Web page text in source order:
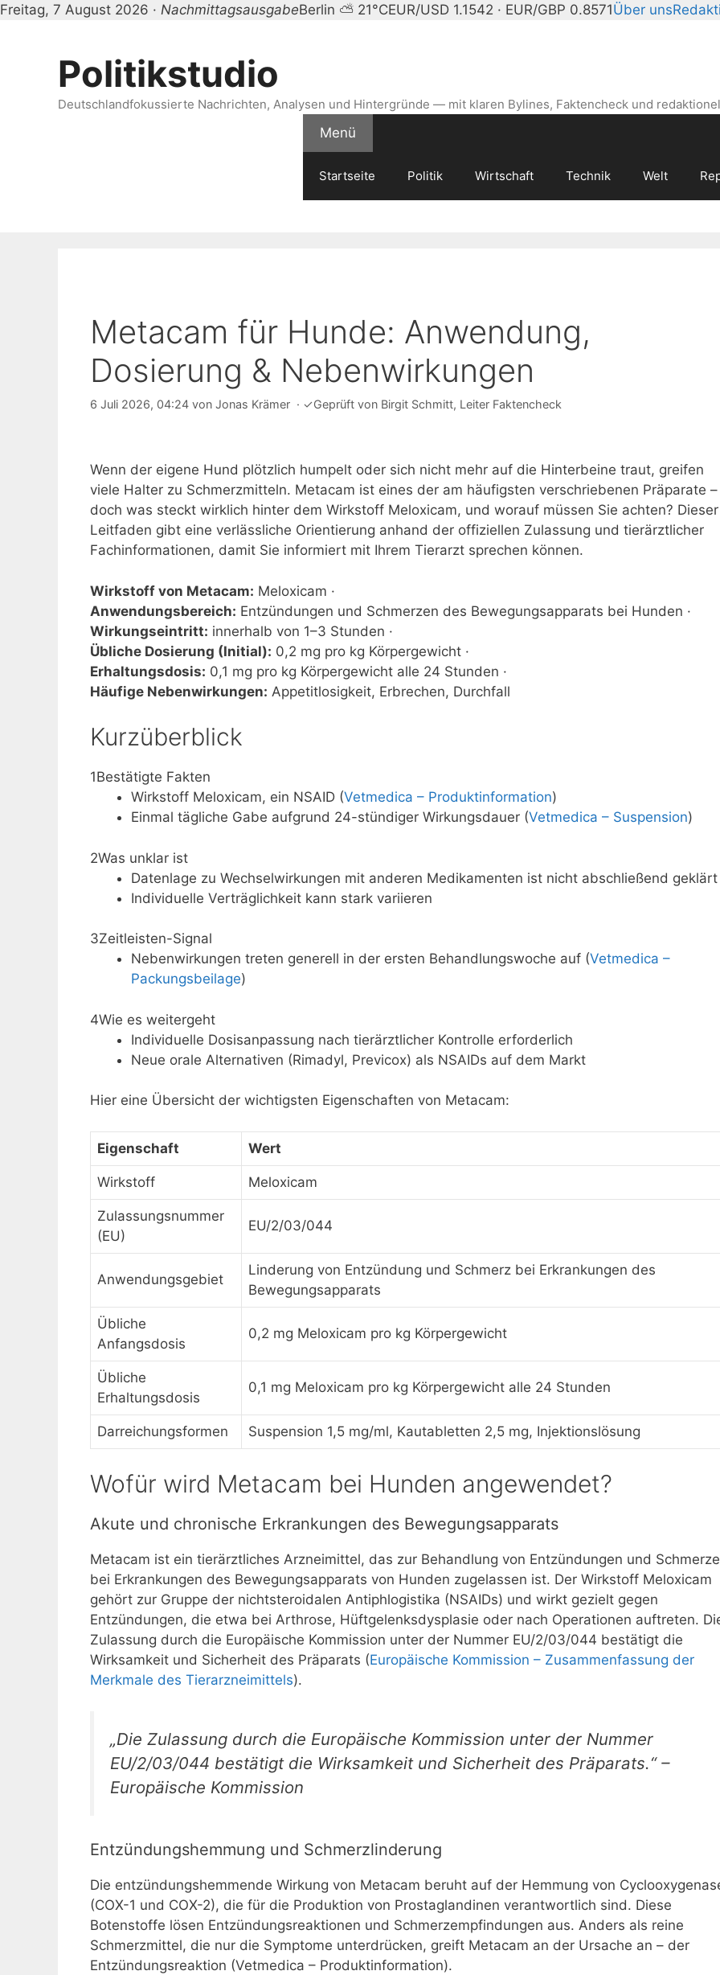
Freitag, 7 August 2026 · NachmittagsausgabeBerlin ⛅ 21°CEUR/USD 1.1542 · EUR/GBP 0.8571Über uns
Politikstudio
Deutschlandfokussierte Nachrichten, Analysen und Hintergründe — mit klaren Bylines, Faktencheck und
Menü
Startseite Politik Wirtschaft Technik Welt
Metacam für Hunde: Anwendung,
Dosierung & Nebenwirkungen
6 Juli 2026, 04:24 von Jonas Krämer · ✓Geprüft von Birgit Schmitt, Leiter Faktencheck
Wenn der eigene Hund plötzlich humpelt oder sich nicht mehr auf die Hinterbeine traut, greifen
viele Halter zu Schmerzmitteln. Metacam ist eines der am häufigsten verschriebenen Präparate –
doch was steckt wirklich hinter dem Wirkstoff Meloxicam, und worauf müssen Sie achten? Dieser
Leitfaden gibt eine verlässliche Orientierung anhand der offiziellen Zulassung und tierärztlicher
Fachinformationen, damit Sie informiert mit Ihrem Tierarzt sprechen können.
Wirkstoff von Metacam: Meloxicam ·
Anwendungsbereich: Entzündungen und Schmerzen des Bewegungsapparats bei Hunden ·
Wirkungseintritt: innerhalb von 1–3 Stunden ·
Übliche Dosierung (Initial): 0,2 mg pro kg Körpergewicht ·
Erhaltungsdosis: 0,1 mg pro kg Körpergewicht alle 24 Stunden ·
Häufige Nebenwirkungen: Appetitlosigkeit, Erbrechen, Durchfall
Kurzüberblick
1Bestätigte Fakten
Wirkstoff Meloxicam, ein NSAID (Vetmedica – Produktinformation)
Einmal tägliche Gabe aufgrund 24-stündiger Wirkungsdauer (Vetmedica – Suspension)
2Was unklar ist
Datenlage zu Wechselwirkungen mit anderen Medikamenten ist nicht abschließend geklärt
Individuelle Verträglichkeit kann stark variieren
3Zeitleisten-Signal
Nebenwirkungen treten generell in der ersten Behandlungswoche auf (Vetmedica –
Packungsbeilage)
4Wie es weitergeht
Individuelle Dosisanpassung nach tierärztlicher Kontrolle erforderlich
Neue orale Alternativen (Rimadyl, Previcox) als NSAIDs auf dem Markt
Hier eine Übersicht der wichtigsten Eigenschaften von Metacam:
Eigenschaft Wert
Wirkstoff Meloxicam
Zulassungsnummer
(EU)
EU/2/03/044
Anwendungsgebiet
Linderung von Entzündung und Schmerz bei Erkrankungen des
Bewegungsapparats
Übliche
Anfangsdosis
0,2 mg Meloxicam pro kg Körpergewicht
Übliche
Erhaltungsdosis
0,1 mg Meloxicam pro kg Körpergewicht alle 24 Stunden
Darreichungsformen Suspension 1,5 mg/ml, Kautabletten 2,5 mg, Injektionslösung
Wofür wird Metacam bei Hunden angewendet?
Akute und chronische Erkrankungen des Bewegungsapparats
Metacam ist ein tierärztliches Arzneimittel, das zur Behandlung von Entzündungen und
bei Erkrankungen des Bewegungsapparats von Hunden zugelassen ist. Der Wirkstoff Meloxicam
gehört zur Gruppe der nichtsteroidalen Antiphlogistika (NSAIDs) und wirkt gezielt gegen
Entzündungen, die etwa bei Arthrose, Hüftgelenksdysplasie oder nach Operationen auftreten.
Zulassung durch die Europäische Kommission unter der Nummer EU/2/03/044 bestätigt die
Wirksamkeit und Sicherheit des Präparats (Europäische Kommission – Zusammenfassung der
Merkmale des Tierarzneimittels).
„Die Zulassung durch die Europäische Kommission unter der Nummer
EU/2/03/044 bestätigt die Wirksamkeit und Sicherheit des Präparats.“ –
Europäische Kommission
Entzündungshemmung und Schmerzlinderung
Die entzündungshemmende Wirkung von Metacam beruht auf der Hemmung von
(COX-1 und COX-2), die für die Produktion von Prostaglandinen verantwortlich sind. Diese
Botenstoffe lösen Entzündungsreaktionen und Schmerzempfindungen aus. Anders als reine
Schmerzmittel, die nur die Symptome unterdrücken, greift Metacam an der Ursache an – der
Entzündungsreaktion (Vetmedica – Produktinformation).